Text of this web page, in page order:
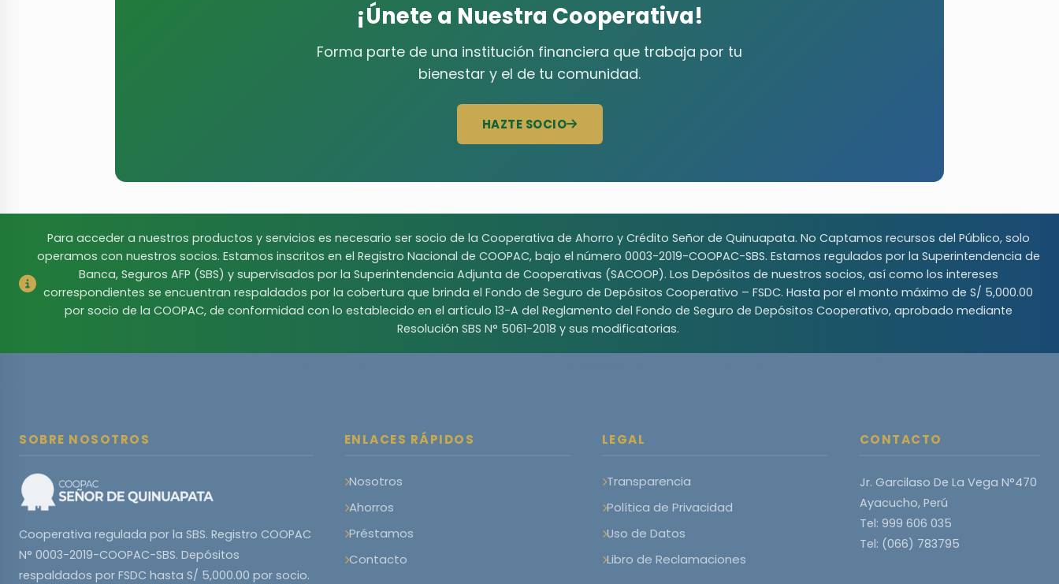
¡Únete a Nuestra Cooperativa!
Forma parte de una institución financiera que trabaja por tu
bienestar y el de tu comunidad.
HAZTE SOCIO
Para acceder a nuestros productos y servicios es necesario ser socio de la Cooperativa de Ahorro y Crédito Señor de Quinuapata. No Captamos recursos del Público, solo
operamos con nuestros socios. Estamos inscritos en el Registro Nacional de COOPAC, bajo el número 0003-2019-COOPAC-SBS. Estamos regulados por la Superintendencia de
Banca, Seguros AFP (SBS) y supervisados por la Superintendencia Adjunta de Cooperativas (SACOOP). Los Depósitos de nuestros socios, así como los intereses
correspondientes se encuentran respaldados por la cobertura que brinda el Fondo de Seguro de Depósitos Cooperativo – FSDC. Hasta por el monto máximo de S/ 5,000.00
por socio de la COOPAC, de conformidad con lo establecido en el artículo 13-A del Reglamento del Fondo de Seguro de Depósitos Cooperativo, aprobado mediante
Resolución SBS N° 5061-2018 y sus modificatorias.
SOBRE NOSOTROS
Cooperativa regulada por la SBS. Registro COOPAC
N° 0003-2019-COOPAC-SBS. Depósitos
respaldados por FSDC hasta S/ 5,000.00 por socio.
ENLACES RÁPIDOS
Nosotros
Ahorros
Préstamos
Contacto
LEGAL
Transparencia
Política de Privacidad
Uso de Datos
Libro de Reclamaciones
CONTACTO
Jr. Garcilaso De La Vega N°470
Ayacucho, Perú
Tel: 999 606 035
Tel: (066) 783795